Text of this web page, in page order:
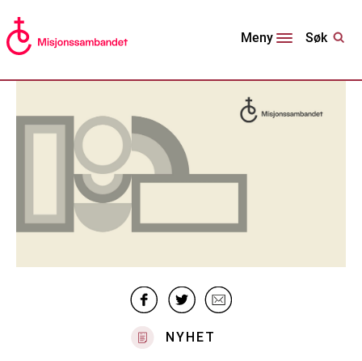
Meny Søk
NYHET